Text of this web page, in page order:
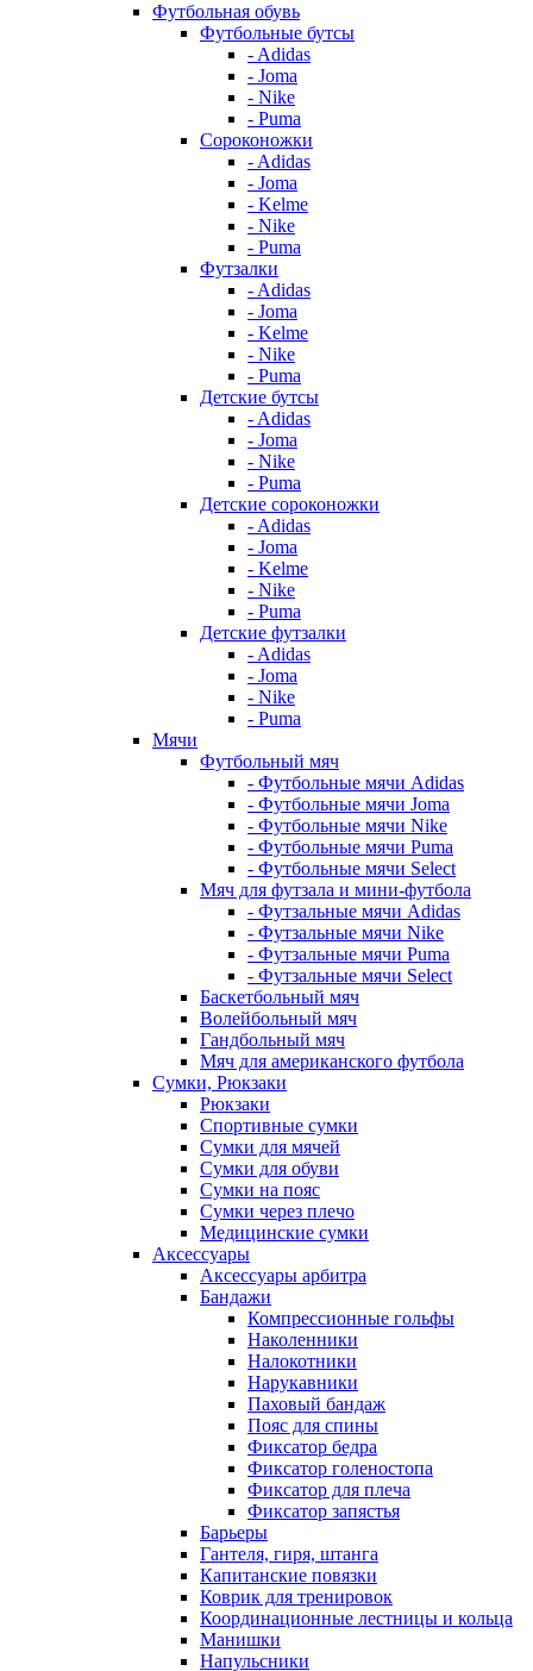
Футбольная обувь
Футбольные бутсы
- Adidas
- Joma
- Nike
- Puma
Сороконожки
- Adidas
- Joma
- Kelme
- Nike
- Puma
Футзалки
- Adidas
- Joma
- Kelme
- Nike
- Puma
Детские бутсы
- Adidas
- Joma
- Nike
- Puma
Детские сороконожки
- Adidas
- Joma
- Kelme
- Nike
- Puma
Детские футзалки
- Adidas
- Joma
- Nike
- Puma
Мячи
Футбольный мяч
- Футбольные мячи Adidas
- Футбольные мячи Joma
- Футбольные мячи Nike
- Футбольные мячи Puma
- Футбольные мячи Select
Мяч для футзала и мини-футбола
- Футзальные мячи Adidas
- Футзальные мячи Nike
- Футзальные мячи Puma
- Футзальные мячи Select
Баскетбольный мяч
Волейбольный мяч
Гандбольный мяч
Мяч для американского футбола
Сумки, Рюкзаки
Рюкзаки
Спортивные сумки
Сумки для мячей
Сумки для обуви
Сумки на пояс
Сумки через плечо
Медицинские сумки
Аксессуары
Аксессуары арбитра
Бандажи
Компрессионные гольфы
Наколенники
Налокотники
Нарукавники
Паховый бандаж
Пояс для спины
Фиксатор бедра
Фиксатор голеностопа
Фиксатор для плеча
Фиксатор запястья
Барьеры
Гантеля, гиря, штанга
Капитанские повязки
Коврик для тренировок
Координационные лестницы и кольца
Манишки
Напульсники